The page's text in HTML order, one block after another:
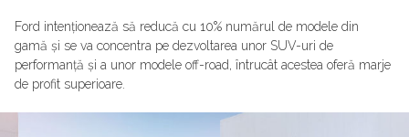
Ford intenționează să reducă cu 10% numărul de modele din
gamă și se va concentra pe dezvoltarea unor SUV-uri de
performanță și a unor modele off-road, întrucât acestea oferă marje
de profit superioare.